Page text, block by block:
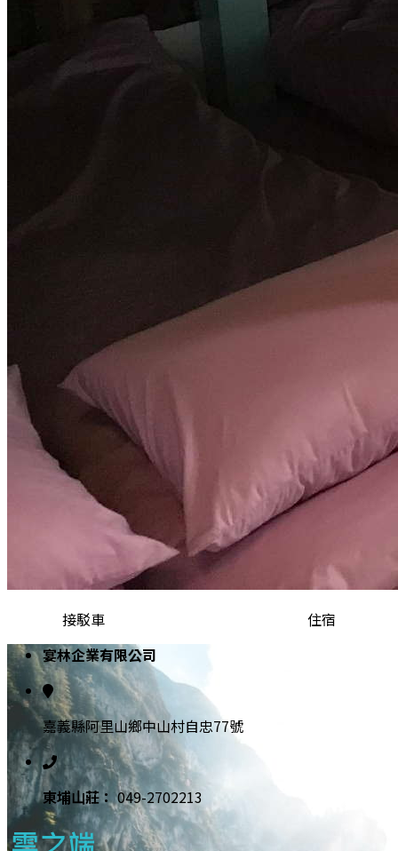
接駁車 住宿
宴林企業有限公司
嘉義縣阿里山鄉中山村自忠77號
東埔⼭莊：049-2702213